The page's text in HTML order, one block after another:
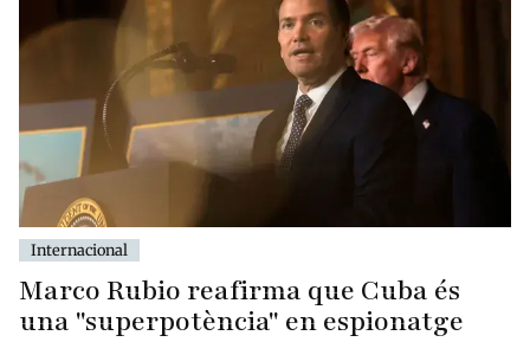
Internacional
Marco Rubio reafirma que Cuba és
una "superpotència" en espionatge